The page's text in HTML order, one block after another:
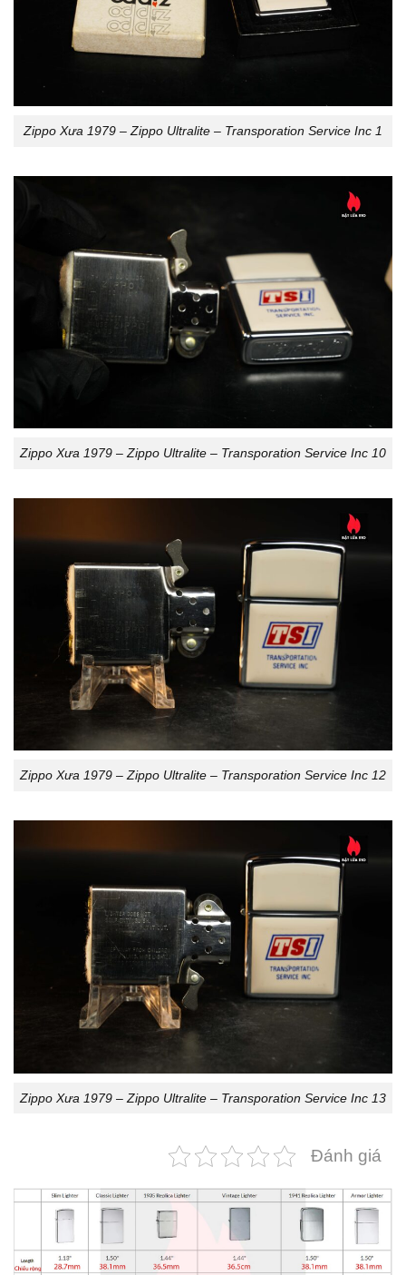
Zippo Xưa 1979 – Zippo Ultralite – Transporation Service Inc 1
Zippo Xưa 1979 – Zippo Ultralite – Transporation Service Inc 10
Zippo Xưa 1979 – Zippo Ultralite – Transporation Service Inc 12
Zippo Xưa 1979 – Zippo Ultralite – Transporation Service Inc 13
Đánh giá